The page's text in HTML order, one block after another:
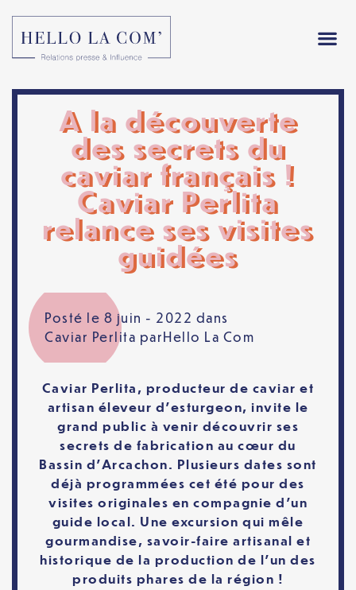
A la découverte
des secrets du
caviar français !
Caviar Perlita
relance ses visites
guidées
Posté le 8 juin - 2022 dans
Caviar Perlita parHello La Com
Caviar Perlita, producteur de caviar et
artisan éleveur d’esturgeon, invite le
grand public à venir découvrir ses
secrets de fabrication au cœur du
Bassin d’Arcachon. Plusieurs dates sont
déjà programmées cet été pour des
visites originales en compagnie d’un
guide local. Une excursion qui mêle
gourmandise, savoir-faire artisanal et
historique de la production de l’un des
produits phares de la région !